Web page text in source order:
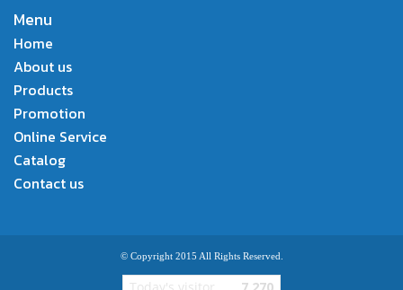
Menu
Home
About us
Products
Promotion
Online Service
Catalog
Contact us
© Copyright 2015 All Rights Reserved.
Today's visitor 7,270